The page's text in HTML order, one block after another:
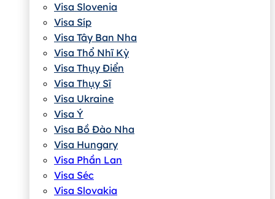
Visa Slovenia
Visa Síp
Visa Tây Ban Nha
Visa Thổ Nhĩ Kỳ
Visa Thụy Điển
Visa Thụy Sĩ
Visa Ukraine
Visa Ý
Visa Bồ Đào Nha
Visa Hungary
Visa Phần Lan
Visa Séc
Visa Slovakia